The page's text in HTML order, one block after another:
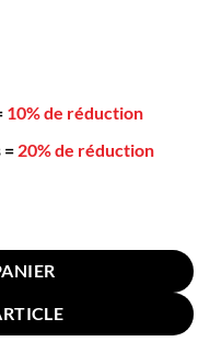
10% de réduction
= 20% de réduction
Rose Clair